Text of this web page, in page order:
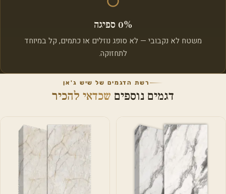
0% ספיגה
משטח לא נקבובי — לא סופג נוזלים או כתמים, קל במיוחד
לתחזוקה.
רשת הדגמים של שיש ג'אן
דגמים נוספים שכדאי להכיר